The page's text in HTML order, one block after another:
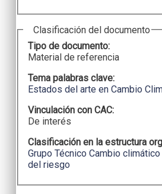
Clasificación del documento
Tipo de documento:
Material de referencia
Tema palabras clave:
Estados del arte en Cambio
Vinculación con CAC:
De interés
Clasificación en la estructura
Grupo Técnico Cambio
del riesgo